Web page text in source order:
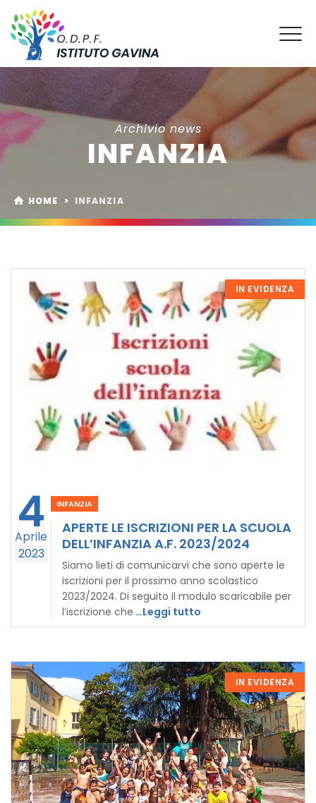
Archivio news
INFANZIA
HOME > INFANZIA
IN EVIDENZA
4
Aprile
2023
INFANZIA
APERTE LE ISCRIZIONI PER LA SCUOLA
DELL’INFANZIA A.F. 2023/2024
Siamo lieti di comunicarvi che sono aperte le
iscrizioni per il prossimo anno scolastico
2023/2024. Di seguito il modulo scaricabile per
l’iscrizione che …Leggi tutto
IN EVIDENZA